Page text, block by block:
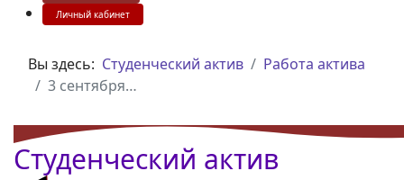
Личный кабинет
Вы здесь: Студенческий актив
Работа актива
3 сентября…
Студенческий актив